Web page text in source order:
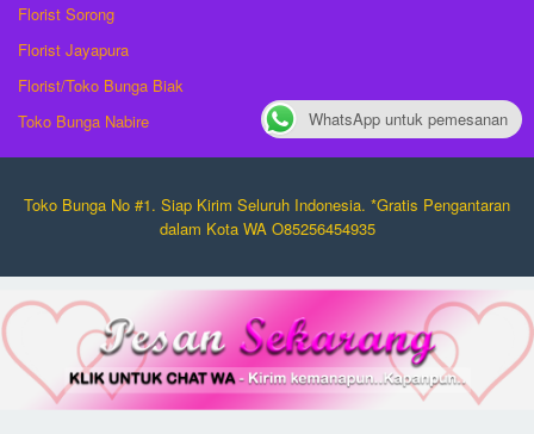
Florist Sorong
Florist Jayapura
Florist/Toko Bunga Biak
Toko Bunga Nabire
Toko Bunga No #1. Siap Kirim Seluruh Indonesia. *Gratis Pengantaran
dalam Kota WA O85256454935
WhatsApp untuk pemesanan